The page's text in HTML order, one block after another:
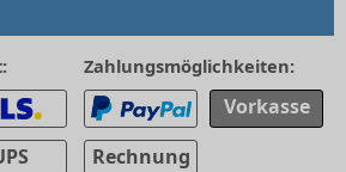
Zahlungsmöglichkeiten:
Vorkasse
Rechnung